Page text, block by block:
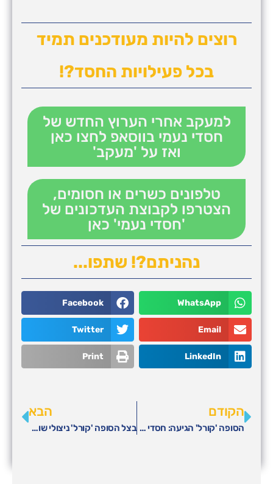
רוצים להיות מעודכנים תמיד
בכל פעילויות החסד?!
למעקב אחרי הערוץ החדש של
חסדי נעמי בווסאפ לחצו כאן
ואז על 'מעקב'
טלפונים כשרים או חסומים,
הצטרפו לקבוצת העדכונים של
'חסדי נעמי' כאן
נהניתם?! שתפו...
WhatsApp
Facebook
Email
Twitter
LinkedIn
Print
הקודם
הסופה 'קורל' הגיעה: חסדי נעמי בחלוקת ערכות חורף חמות לאלפי קשישים
הבא
בצל הסופה 'קורל' ניצולי שואה נאבקים בקור – חסדי נעמי בחלוקת ערכות חורף